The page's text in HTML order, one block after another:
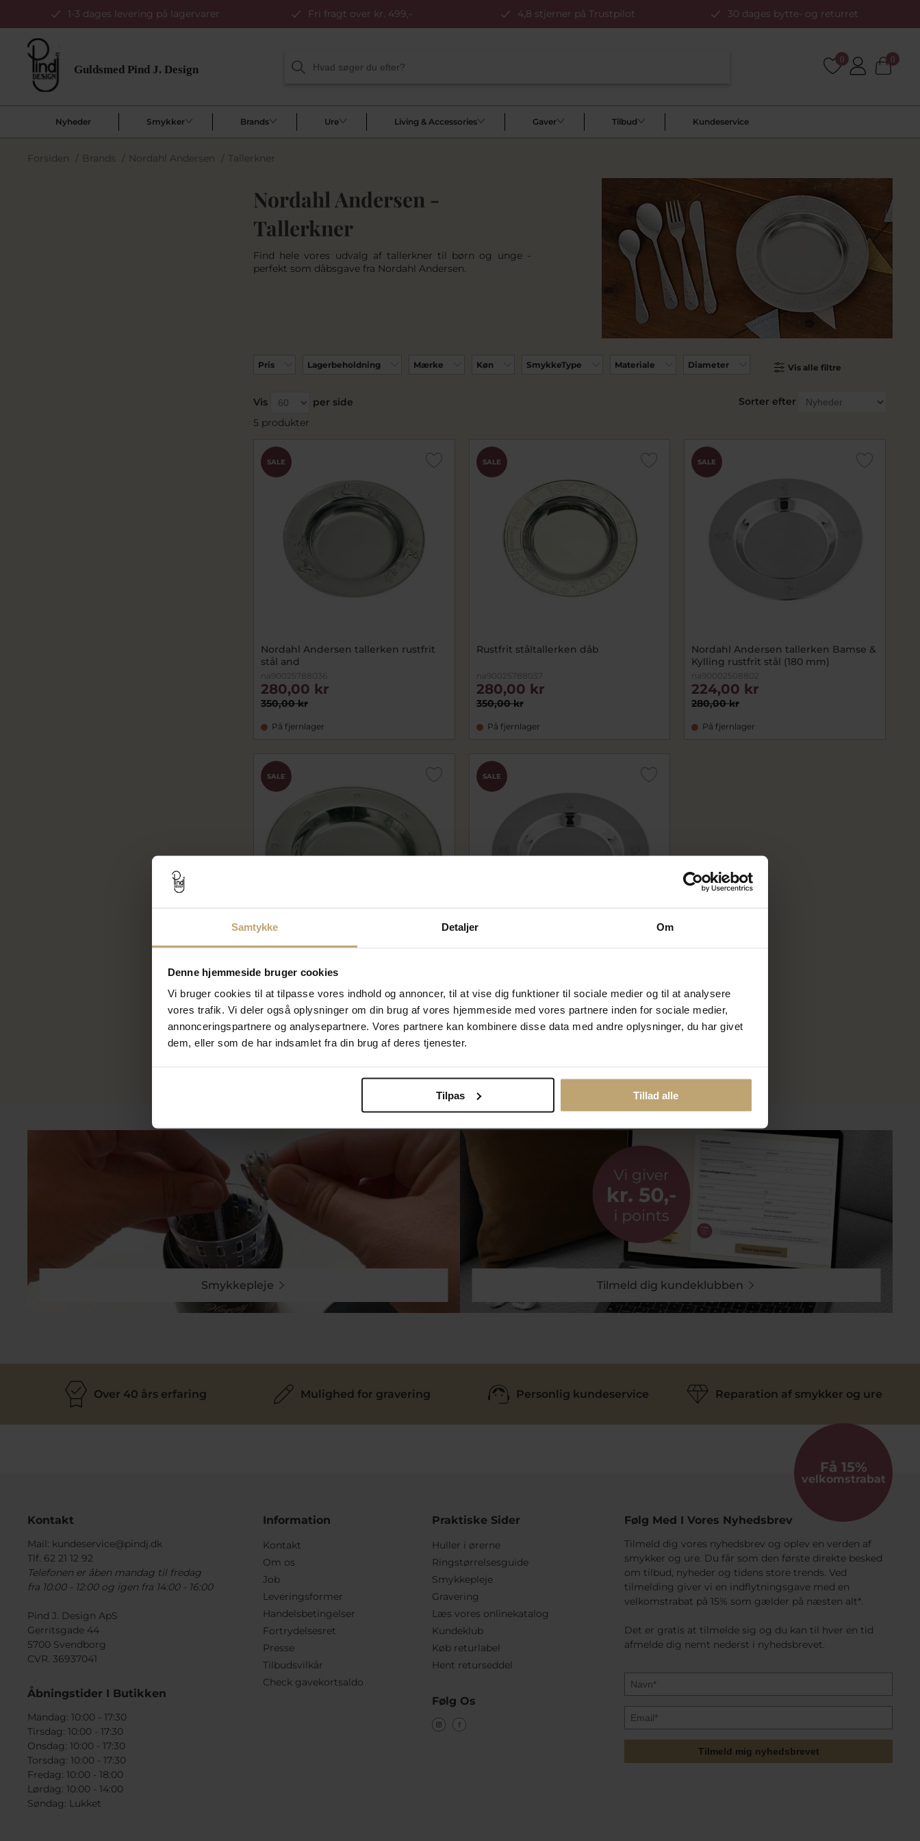
Samtykke Detaljer Om
Denne hjemmeside bruger cookies
Vi bruger cookies til at tilpasse vores indhold og annoncer, til at vise dig funktioner til sociale medier og til at analysere
vores trafik. Vi deler også oplysninger om din brug af vores hjemmeside med vores partnere inden for sociale medier,
annonceringspartnere og analysepartnere. Vores partnere kan kombinere disse data med andre oplysninger, du har givet
dem, eller som de har indsamlet fra din brug af deres tjenester.
Tilpas Tillad alle
1-3 dages levering på lagervarer Fri fragt over kr. 499,- 4,8 stjerner på Trustpilot 30 dages bytte- og returret
0 0
Nyheder Smykker Brands Ure Living & Accessories Gaver Tilbud Kundeservice
Forsiden / Brands / Nordahl Andersen / Tallerkner
Nordahl Andersen -
Tallerkner
Find hele vores udvalg af tallerkner til børn og unge -
perfekt som dåbsgave fra Nordahl Andersen.
Pris Lagerbeholdning Mærke Køn SmykkeType Materiale Diameter Vis alle filtre
Sorter efter
Vis
per side
5 produkter
SALE
Nordahl Andersen tallerken rustfrit
stål and
na90025788036
350,00 kr
280,00 kr
På fjernlager
SALE
Rustfrit ståltallerken dåb
na90025788037
350,00 kr
280,00 kr
På fjernlager
SALE
Nordahl Andersen tallerken Bamse &
Kylling rustfrit stål (180 mm)
na90002508802
280,00 kr
224,00 kr
På fjernlager
SALE
stål
na90025788035
350,00 kr
280,00 kr
På fjernlager
SALE
na90002508800
236,00 kr
Måske er det her relevant for dig?
Smykkepleje Tilmeld dig kundeklubben
Over 40 års erfaring Mulighed for gravering Personlig kundeservice Reparation af smykker og ure
Kontakt
Mail: kundeservice@pindj.dk
Tlf. 62 21 12 92
Telefonen er åben mandag til fredag
fra 10:00 - 12:00 og igen fra 14:00 - 16:00
Pind J. Design ApS
Gerritsgade 44
5700 Svendborg
CVR. 36937041
Åbningstider I Butikken
Mandag: 10:00 - 17:30
Tirsdag: 10:00 - 17:30
Onsdag: 10:00 - 17:30
Torsdag: 10:00 - 17:30
Fredag: 10:00 - 18:00
Lørdag: 10:00 - 14:00
Søndag: Lukket
Information
Kontakt
Om os
Job
Leveringsformer
Handelsbetingelser
Fortrydelsesret
Presse
Tilbudsvilkår
Check gavekortsaldo
Praktiske Sider
Huller i ørerne
Ringstørrelsesguide
Smykkepleje
Gravering
Læs vores onlinekatalog
Kundeklub
Køb returlabel
Hent returseddel
Følg Os
Få 15%
velkomstrabat
Følg Med I Vores Nyhedsbrev
Tilmeld dig vores nyhedsbrev og oplev en verden af
smykker og ure. Du får som den første direkte besked
om tilbud, nyheder og tidens store trends. Ved
tilmelding giver vi en indflytningsgave med en
velkomstrabat på 15% som gælder på næsten alt*.
Det er gratis at tilmelde sig og du kan til hver en tid
afmelde dig nemt nederst i nyhedsbrevet.
Tilmeld mig nyhedsbrevet